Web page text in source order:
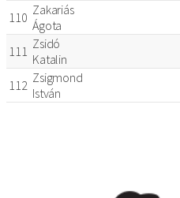
110 Zakariás
Ágota
111 Zsidó
Katalin
112 Zsigmond
István